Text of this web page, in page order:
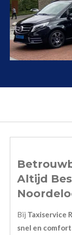
Altijd
Bij Taxiservice
snel en